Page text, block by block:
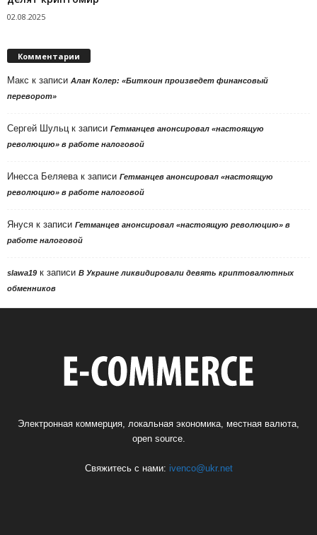
02.08.2025
Комментарии
Макс к записи Алан Колер: «Биткоин произведет финансовый
переворот»
Сергей Шульцк записи Гетманцев анонсировал «настоящую
революцию» в работе налоговой
Инесса Беляевак записи Гетманцев анонсировал «настоящую
революцию» в работе налоговой
Януся к записи Гетманцев анонсировал «настоящую революцию» в
работе налоговой
slawa19 к записи В Украине ликвидировали девять криптовалютных
обменников
Электронная коммерция, локальная экономика, местная валюта,
open source.
Свяжитесь с нами: ivenco@ukr.net